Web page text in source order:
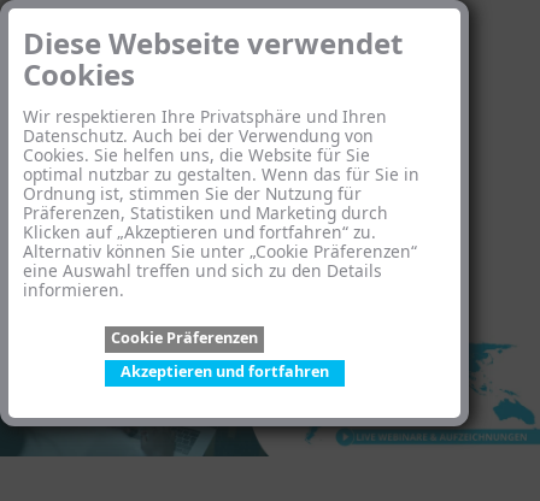
Diese Webseite verwendet
Cookies
Wir respektieren Ihre Privatsphäre und Ihren
Datenschutz. Auch bei der Verwendung von
Cookies. Sie helfen uns, die Website für Sie
optimal nutzbar zu gestalten. Wenn das für Sie in
Ordnung ist, stimmen Sie der Nutzung für
Präferenzen, Statistiken und Marketing durch
Klicken auf „Akzeptieren und fortfahren“ zu.
Alternativ können Sie unter „Cookie Präferenzen“
eine Auswahl treffen und sich zu den Details
informieren.
Cookie Präferenzen
Akzeptieren und fortfahren